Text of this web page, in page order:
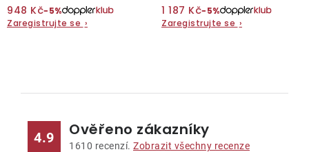
948 Kč−5%
Zaregistrujte se ›
1 187 Kč−5%
Zaregistrujte se ›
4.9 Ověřeno zákazníky
1610 recenzí. Zobrazit všechny recenze